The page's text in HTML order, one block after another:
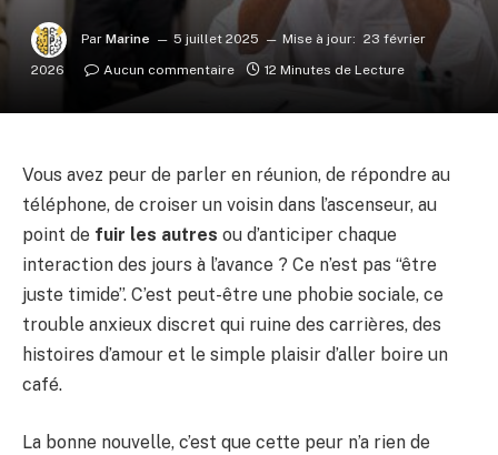
Par Marine 5 juillet 2025 Mise à jour: 23 février
2026
Aucun commentaire 12 Minutes de Lecture
Vous avez peur de parler en réunion, de répondre au
téléphone, de croiser un voisin dans l’ascenseur, au
point de fuir les autres ou d’anticiper chaque
interaction des jours à l’avance ? Ce n’est pas “être
juste timide”. C’est peut-être une phobie sociale, ce
trouble anxieux discret qui ruine des carrières, des
histoires d’amour et le simple plaisir d’aller boire un
café.
La bonne nouvelle, c’est que cette peur n’a rien de